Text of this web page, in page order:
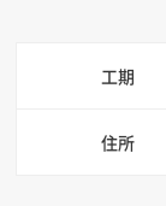
工期
住所